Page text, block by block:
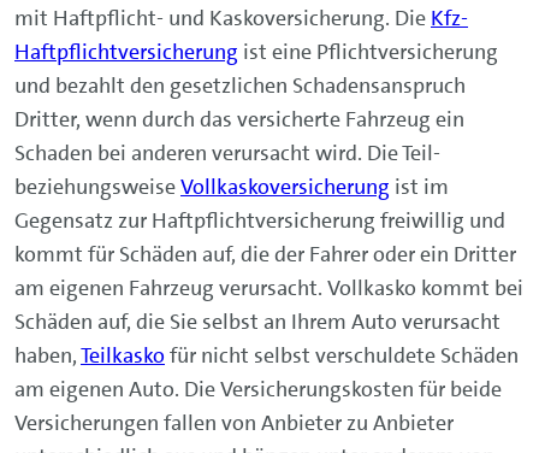
mit Haftpflicht- und Kaskoversicherung. Die Kfz-
Haftpflichtversicherung ist eine Pflichtversicherung
und bezahlt den gesetzlichen Schadensanspruch
Dritter, wenn durch das versicherte Fahrzeug ein
Schaden bei anderen verursacht wird. Die Teil-
beziehungsweiseVollkaskoversicherung ist im
Gegensatz zur Haftpflichtversicherung freiwillig und
kommt für Schäden auf, die der Fahrer oder ein Dritter
am eigenen Fahrzeug verursacht. Vollkasko kommt bei
Schäden auf, die Sie selbst an Ihrem Auto verursacht
haben,Teilkasko für nicht selbst verschuldete Schäden
am eigenen Auto. Die Versicherungskosten für beide
Versicherungen fallen von Anbieter zu Anbieter